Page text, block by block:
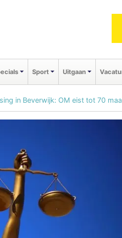
Sport Uitgaan
in Beverwijk: OM eist tot 70